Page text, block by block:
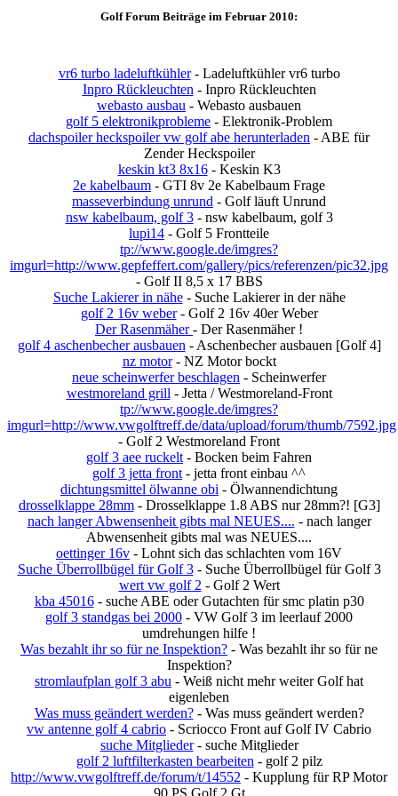
Golf Forum Beiträge im Februar 2010:
vr6 turbo ladeluftkühler- Ladeluftkühler vr6 turbo
Inpro Rückleuchten - Inpro Rückleuchten
webasto ausbau - Webasto ausbauen
golf 5 elektronikprobleme - Elektronik-Problem
dachspoiler heckspoiler vw golf abe herunterladen - ABE für
Zender Heckspoiler
keskin kt3 8x16- Keskin K3
2e kabelbaum - GTI 8v 2e Kabelbaum Frage
masseverbindung unrund - Golf läuft Unrund
nsw kabelbaum, golf 3- nsw kabelbaum, golf 3
lupi14 - Golf 5 Frontteile
tp://www.google.de/imgres?
imgurl=http://www.gepfeffert.com/gallery/pics/referenzen/pic32.jpg
- Golf II 8,5 x 17 BBS
Suche Lakierer in nähe- Suche Lakierer in der nähe
golf 2 16v weber- Golf 2 16v 40er Weber
Der Rasenmäher- Der Rasenmäher !
golf 4 aschenbecher ausbauen - Aschenbecher ausbauen [Golf 4]
nz motor- NZ Motor bockt
neue scheinwerfer beschlagen - Scheinwerfer
westmoreland grill - Jetta / Westmoreland-Front
tp://www.google.de/imgres?
imgurl=http://www.vwgolftreff.de/data/upload/forum/thumb/7592.jpg
- Golf 2 Westmoreland Front
golf 3 aee ruckelt - Bocken beim Fahren
golf 3 jetta front - jetta front einbau ^^
dichtungsmittel ölwanne obi - Ölwannendichtung
drosselklappe 28mm- Drosselklappe 1.8 ABS nur 28mm?! [G3]
nach langer Abwensenheit gibts mal NEUES.... - nach langer
Abwensenheit gibts mal was NEUES....
oettinger 16v - Lohnt sich das schlachten vom 16V
Suche Überrollbügel für Golf 3- Suche Überrollbügel für Golf 3
wert vw golf 2 - Golf 2 Wert
kba 45016- suche ABE oder Gutachten für smc platin p30
golf 3 standgas bei 2000 - VW Golf 3 im leerlauf 2000
umdrehungen hilfe !
Was bezahlt ihr so für ne Inspektion? - Was bezahlt ihr so für ne
Inspektion?
stromlaufplan golf 3 abu - Weiß nicht mehr weiter Golf hat
eigenleben
Was muss geändert werden?- Was muss geändert werden?
vw antenne golf 4 cabrio - Scriocco Front auf Golf IV Cabrio
suche Mitglieder- suche Mitglieder
golf 2 luftfilterkasten bearbeiten - golf 2 pilz
http://www.vwgolftreff.de/forum/t/14552 - Kupplung für RP Motor
90 PS Golf 2 Gt